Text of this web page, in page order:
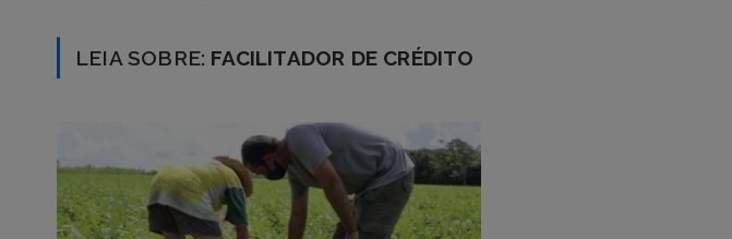
LEIA SOBRE: FACILITADOR DE CRÉDITO